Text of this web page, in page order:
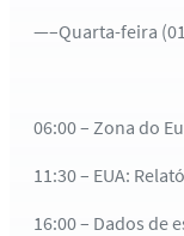
—–Quarta-feira
06:00 – Zona do
11:30 – EUA:
16:00 – Dados de